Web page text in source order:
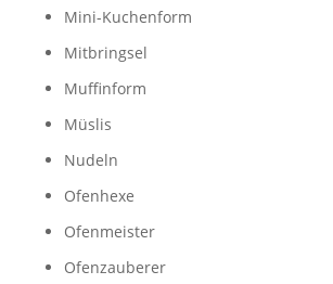
Mini-Kuchenform
Mitbringsel
Muffinform
Müslis
Nudeln
Ofenhexe
Ofenmeister
Ofenzauberer